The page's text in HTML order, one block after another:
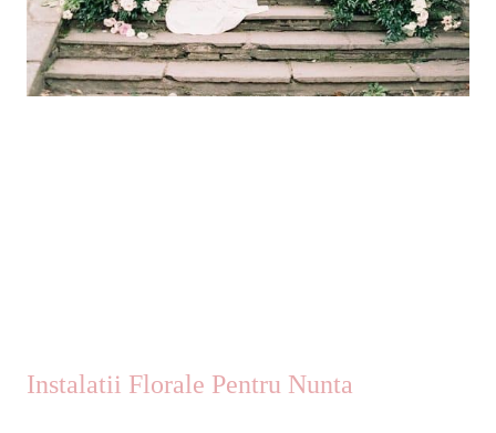
Instalatii Florale Pentru Nunta